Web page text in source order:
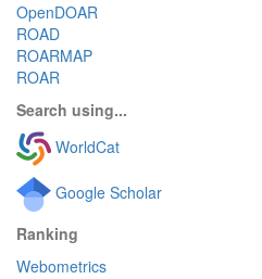
OpenDOAR
ROAD
ROARMAP
ROAR
Search using...
WorldCat
Google Scholar
Ranking
Webometrics